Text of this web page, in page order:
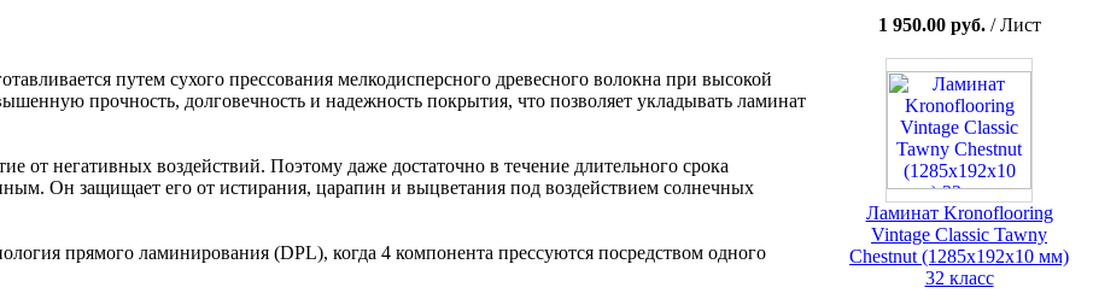
путем сухого прессования мелкодисперсного древесного волокна при высокой
прочность, долговечность и надежность покрытия, что позволяет укладывать ламинат
негативных воздействий. Поэтому даже достаточно в течение длительного срока
Он защищает его от истирания, царапин и выцветания под воздействием солнечных
прямого ламинирования (DPL), когда 4 компонента прессуются посредством одного
1 950.00 руб./ Лист
Ламинат Kronoflooring
Vintage Classic Tawny
Chestnut (1285x192x10 мм)
32 класс